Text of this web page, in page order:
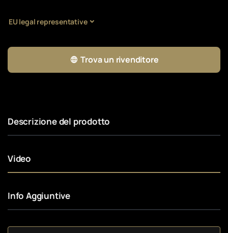
EU legal representative
Trova un rivenditore
Descrizione del prodotto
Video
Info Aggiuntive